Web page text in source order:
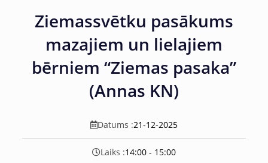
Ziemassvētku pasākums
mazajiem un lielajiem
bērniem “Ziemas pasaka”
(Annas KN)
Datums :21-12-2025
Laiks :14:00 - 15:00